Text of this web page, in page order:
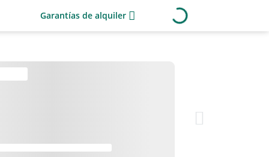
Garantías de alquiler